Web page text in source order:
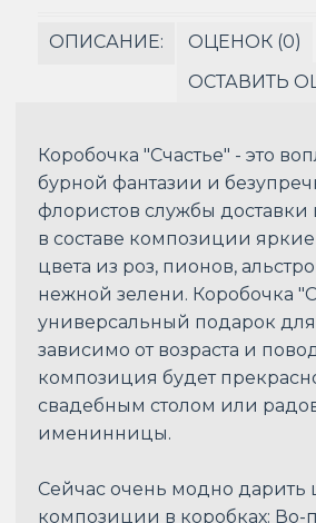
ОПИСАНИЕ:
ОЦЕНОК (0)
ОСТАВИТЬ
Коробочка "Счастье" - это
бурной фантазии и
флористов службы доставки
в составе композиции
цвета из роз, пионов,
нежной зелени. Коробочка
универсальный подарок
зависимо от возраста и
композиция будет
свадебным столом или
именинницы.
Сейчас очень модно дарить
композиции в коробках: Во-